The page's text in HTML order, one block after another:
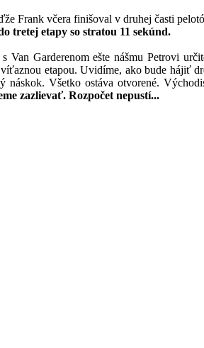
Frank včera finišoval v druhej časti
tretej etapy so stratou 11 sekúnd.
Garderenom ešte nášmu Petrovi
etapou. Uvidíme, ako bude hájiť
náskok. Všetko ostáva otvorené.
zazlievať. Rozpočet nepustí...